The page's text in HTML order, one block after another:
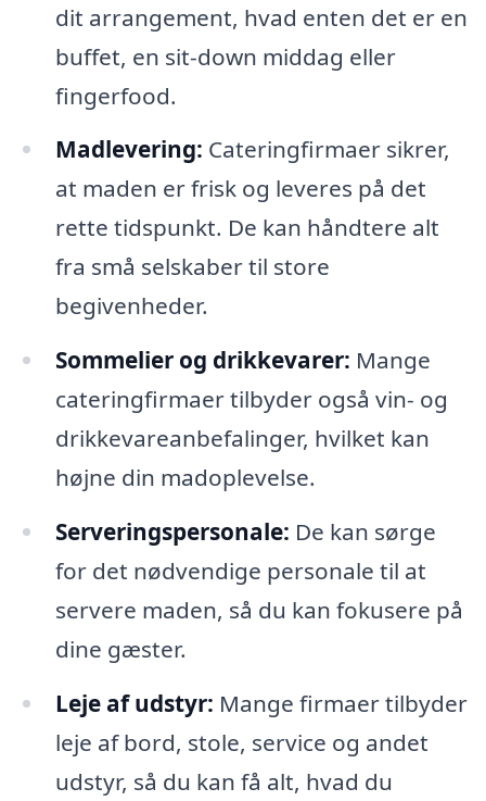
dit arrangement, hvad enten det er en
buffet, en sit-down middag eller
fingerfood.
Madlevering: Cateringfirmaer sikrer,
at maden er frisk og leveres på det
rette tidspunkt. De kan håndtere alt
fra små selskaber til store
begivenheder.
Sommelier og drikkevarer: Mange
cateringfirmaer tilbyder også vin- og
drikkevareanbefalinger, hvilket kan
højne din madoplevelse.
Serveringspersonale: De kan sørge
for det nødvendige personale til at
servere maden, så du kan fokusere på
dine gæster.
Leje af udstyr: Mange firmaer tilbyder
leje af bord, stole, service og andet
udstyr, så du kan få alt, hvad du